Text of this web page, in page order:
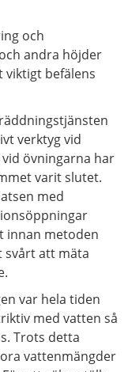
och
andra höjder
viktigt befälens
verktyg vid
övningarna har
varit slutet.
med
innan metoden
svårt att mäta
var hela tiden
med vatten så
Trots detta
vattenmängder